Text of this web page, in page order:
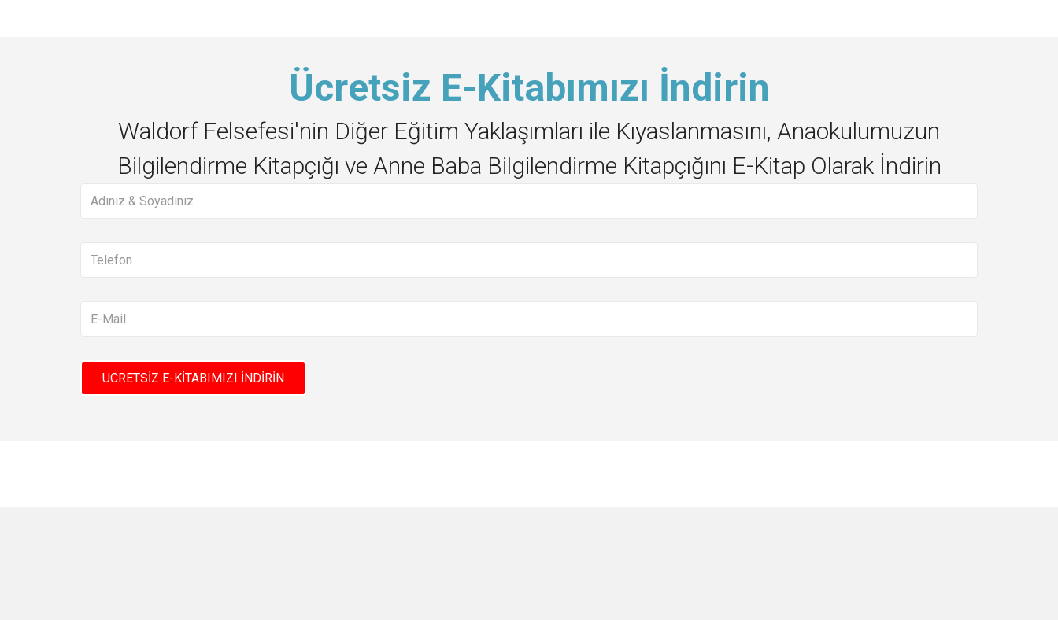
Ücretsiz E-Kitabımızı İndirin
Waldorf Felsefesi'nin Diğer Eğitim Yaklaşımları ile Kıyaslanmasını, Anaokulumuzun
Bilgilendirme Kitapçığı ve Anne Baba Bilgilendirme Kitapçığını E-Kitap Olarak İndirin